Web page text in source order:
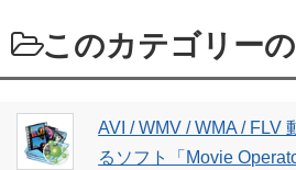
このカテゴリー
AVI / WMV / WMA / FLV
るソフト「Movie